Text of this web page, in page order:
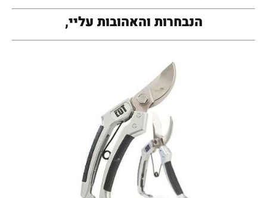
הנבחרות והאהובות עליי,